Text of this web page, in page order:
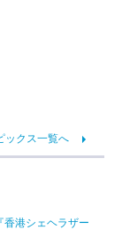
ックス一覧へ
港シェヘラザー